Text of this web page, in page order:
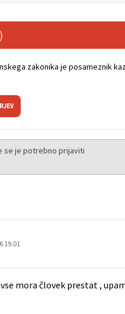
zakonika je posameznik
19.01
mora človek prestat ,